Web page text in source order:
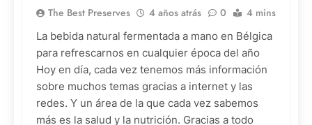
The Best Preserves 4 años atrás 0 4 mins
La bebida natural fermentada a mano en Bélgica
para refrescarnos en cualquier época del año
Hoy en día, cada vez tenemos más información
sobre muchos temas gracias a internet y las
redes. Y un área de la que cada vez sabemos
más es la salud y la nutrición. Gracias a todo